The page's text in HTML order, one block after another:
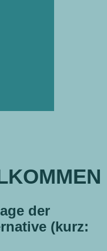
der
(kurz: